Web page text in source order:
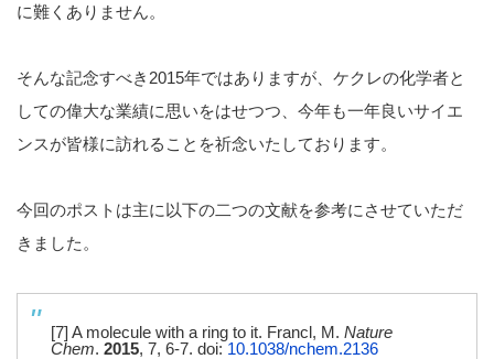
に難くありません。
そんな記念すべき2015年ではありますが、ケクレの化学者と
しての偉大な業績に思いをはせつつ、今年も一年良いサイエ
ンスが皆様に訪れることを祈念いたしております。
今回のポストは主に以下の二つの文献を参考にさせていただ
きました。
[7] A molecule with a ring to it. Francl, M. Nature
Chem. 2015, 7, 6-7. doi: 10.1038/nchem.2136